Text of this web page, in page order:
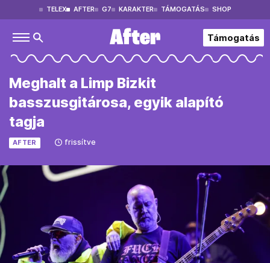
TELEX AFTER G7 KARAKTER TÁMOGATÁS SHOP
Támogatás
Meghalt a Limp Bizkit
basszusgitárosa, egyik alapító
tagja
AFTER frissítve